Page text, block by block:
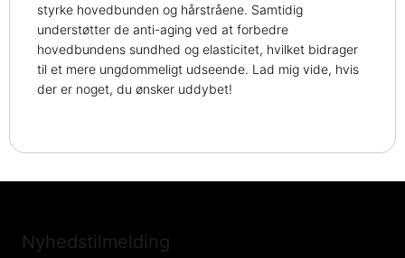
styrke hovedbunden og hårstråene. Samtidig
understøtter de anti-aging ved at forbedre
hovedbundens sundhed og elasticitet, hvilket bidrager
til et mere ungdommeligt udseende. Lad mig vide, hvis
der er noget, du ønsker uddybet!
Nyhedstilmelding